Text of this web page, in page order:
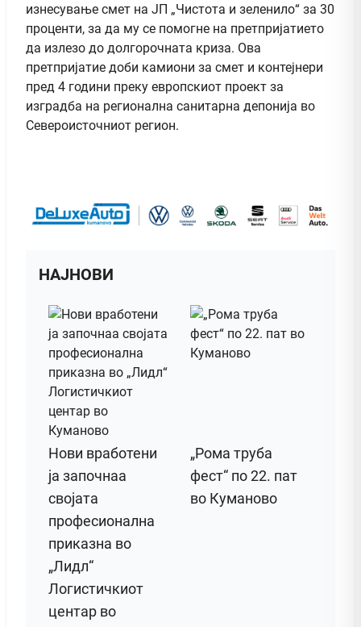
изнесување смет на ЈП „Чистота и зеленило“ за 30
проценти, за да му се помогне на претпријатието
да излезо до долгорочната криза. Ова
претпријатие доби камиони за смет и контејнери
пред 4 години преку европскиот проект за
изградба на регионална санитарна депонија во
Североисточниот регион.
НАЈНОВИ
Нови вработени
ја започнаа
својата
професионална
приказна во
„Лидл“
Логистичкиот
центар во
„Рома труба
фест“ по 22. пат
во Куманово